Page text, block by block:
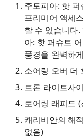
주토피아: 핫
프리미어 액세
할 수 있습니다
아: 핫 퍼슈트
풍경을 완벽하
소어링 오버 더
트론 라이트사
로어링 래피드
캐리비안의 해
없음)